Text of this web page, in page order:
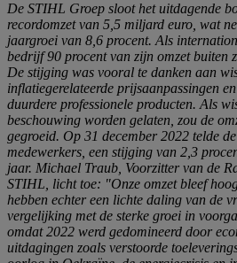
De STIHL Groep sloot het uitdagende
recordomzet van 5,5 miljard euro, wat
jaargroei van 8,6 procent. Als
bedrijf 90 procent van zijn omzet buiten
De stijging was vooral te danken aan
inflatiegerelateerde prijsaanpassingen
duurdere professionele producten. Als
beschouwing worden gelaten, zou de
gegroeid. Op 31 december 2022 telde
medewerkers, een stijging van 2,3
jaar. Michael Traub, Voorzitter van de
STIHL, licht toe: "Onze omzet bleef
hebben echter een lichte daling van de
vergelijking met de sterke groei in
omdat 2022 werd gedomineerd door
uitdagingen zoals verstoorde